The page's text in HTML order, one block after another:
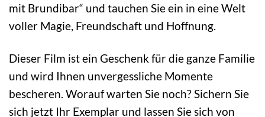
mit Brundibar“ und tauchen Sie ein in eine Welt
voller Magie, Freundschaft und Hoffnung.
Dieser Film ist ein Geschenk für die ganze Familie
und wird Ihnen unvergessliche Momente
bescheren. Worauf warten Sie noch? Sichern Sie
sich jetzt Ihr Exemplar und lassen Sie sich von